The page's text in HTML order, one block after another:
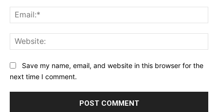
Save my name, email, and website in this browser for the
next time I comment.